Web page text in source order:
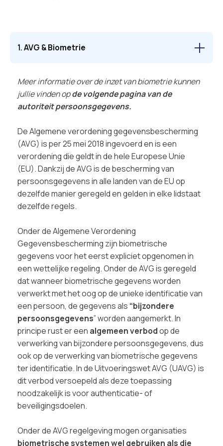
1.AVG & Biometrie
Meer informatie over de inzet van biometrie kunnen
jullie vinden opde volgende pagina van de
autoriteit persoonsgegevens.
De Algemene verordening gegevensbescherming
(AVG) is per 25 mei 2018 ingevoerd en is een
verordening die geldt in de hele Europese Unie
(EU). Dankzij de AVG is de bescherming van
persoonsgegevens in alle landen van de EU op
dezelfde manier geregeld en gelden in elke lidstaat
dezelfde regels.
Onder de Algemene Verordening
Gegevensbescherming zijn biometrische
gegevens voor het eerst expliciet opgenomen in
een wettelijke regeling. Onder de AVG is geregeld
dat wanneer biometrische gegevens worden
verwerkt met het oog op de unieke identificatie van
een persoon, de gegevens als “bijzondere
persoonsgegevens” worden aangemerkt. In
principe rust er een algemeen verbodop de
verwerking van bijzondere persoonsgegevens, dus
ook op de verwerking van biometrische gegevens
ter identificatie. In de Uitvoeringswet AVG (UAVG) is
dit verbod versoepeld als deze toepassing
noodzakelijk is voor authenticatie- of
beveiligingsdoelen.
Onder de AVG regelgeving mogen organisaties
biometrische systemen wel gebruiken als die